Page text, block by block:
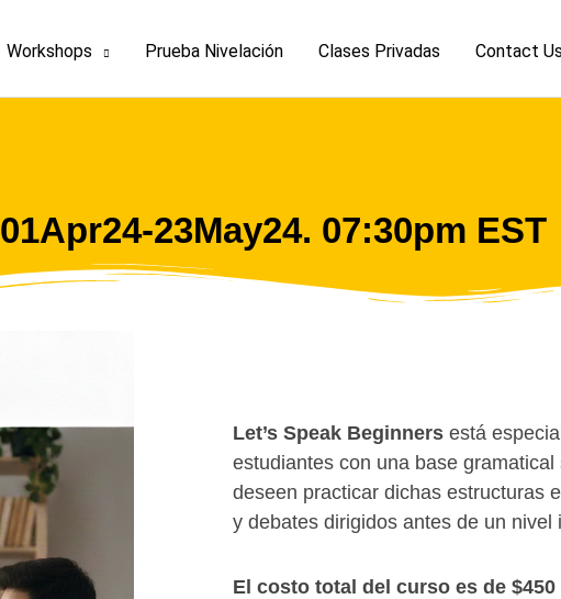
Workshops Prueba Nivelación Clases Privadas Contact Us
23May24. 07:30pm EST
Let’s Speak Beginners está
estudiantes con una base
deseen practicar dichas estructuras
y debates dirigidos antes de un nivel
El costo total del curso es de